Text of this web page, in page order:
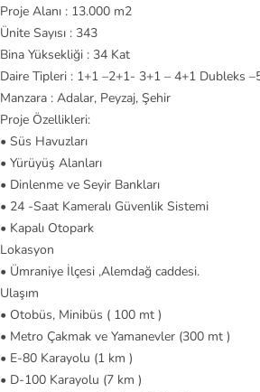
Proje Alanı : 13.000 m2
Ünite Sayısı : 343
Bina Yüksekliği : 34 Kat
Daire Tipleri : 1+1 –2+1- 3+1 – 4+1 Dubleks
Manzara : Adalar, Peyzaj, Şehir
Proje Özellikleri:
• Süs Havuzları
• Yürüyüş Alanları
• Dinlenme ve Seyir Bankları
• 24 -Saat Kameralı Güvenlik Sistemi
• Kapalı Otopark
Lokasyon
• Ümraniye İlçesi ,Alemdağ caddesi.
Ulaşım
• Otobüs, Minibüs ( 100 mt )
• Metro Çakmak ve Yamanevler (300 mt )
• E-80 Karayolu (1 km )
• D-100 Karayolu (7 km )